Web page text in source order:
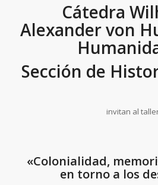
Cátedra
Alexander von
Sección de
invitan al
«Colonialidad,
en torno a los